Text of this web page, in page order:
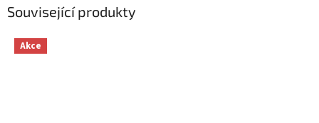
Související produkty
Akce